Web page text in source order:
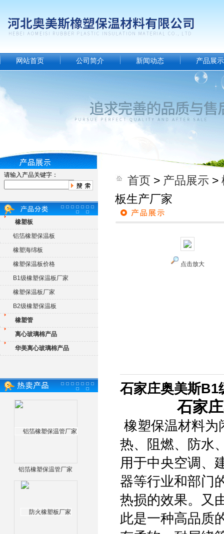
网站首页 公司简介 新闻动态 产品展示
请输入产品关键字：
橡塑板
铝箔橡塑保温板
橡塑海绵板
橡塑保温板价格
B1级橡塑保温板厂家
橡塑保温板厂家
B2级橡塑保温板
橡塑管
离心玻璃棉产品
华美离心玻璃棉产品
铝箔橡塑保温管厂家
首页 > 产品展示 >
板生产厂家
点击放大
石家庄奥美斯B1
石家
橡塑保温材料为
热、阻燃、防水
用于中央空调、
器等行业和部门
热损的效果。又
此是一种高品质